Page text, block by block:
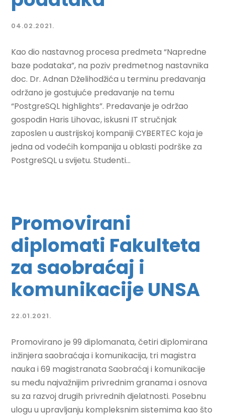
04.02.2021.
Kao dio nastavnog procesa predmeta “Napredne
baze podataka”, na poziv predmetnog nastavnika
doc. Dr. Adnan Dželihodžića u terminu predavanja
održano je gostujuće predavanje na temu
“PostgreSQL highlights”. Predavanje je održao
gospodin Haris Lihovac, iskusni IT stručnjak
zaposlen u austrijskoj kompaniji CYBERTEC koja je
jedna od vodećih kompanija u oblasti podrške za
PostgreSQL u svijetu. Studenti...
Promovirani
diplomati Fakulteta
za saobraćaj i
komunikacije UNSA
22.01.2021.
Promovirano je 99 diplomanata, četiri diplomirana
inžinjera saobraćaja i komunikacija, tri magistra
nauka i 69 magistranata Saobraćaj i komunikacije
su među najvažnijim privrednim granama i osnova
su za razvoj drugih privrednih djelatnosti. Posebnu
ulogu u upravljanju kompleksnim sistemima kao što